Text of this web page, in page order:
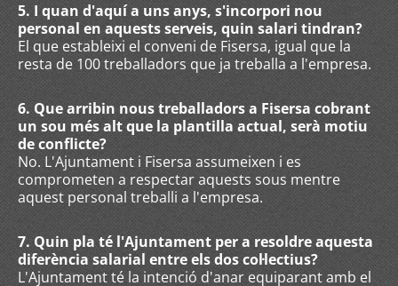
5. I quan d'aquí a uns anys, s'incorpori nou
personal en aquests serveis, quin salari tindran?
El que estableixi el conveni de Fisersa, igual que la
resta de 100 treballadors que ja treballa a l'empresa.
6. Que arribin nous treballadors a Fisersa cobrant
un sou més alt que la plantilla actual, serà motiu
de conflicte?
No. L'Ajuntament i Fisersa assumeixen i es
comprometen a respectar aquests sous mentre
aquest personal treballi a l'empresa.
7. Quin pla té l'Ajuntament per a resoldre aquesta
diferència salarial entre els dos col·lectius?
L'Ajuntament té la intenció d'anar equiparant amb el